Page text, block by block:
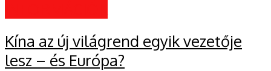
Kína az új világrend egyik vezetője
lesz – és Európa?